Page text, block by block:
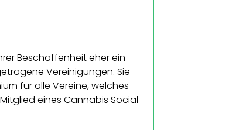
Beschaffenheit eher ein
Vereinigungen. Sie
für alle Vereine, welches
eines Cannabis Social